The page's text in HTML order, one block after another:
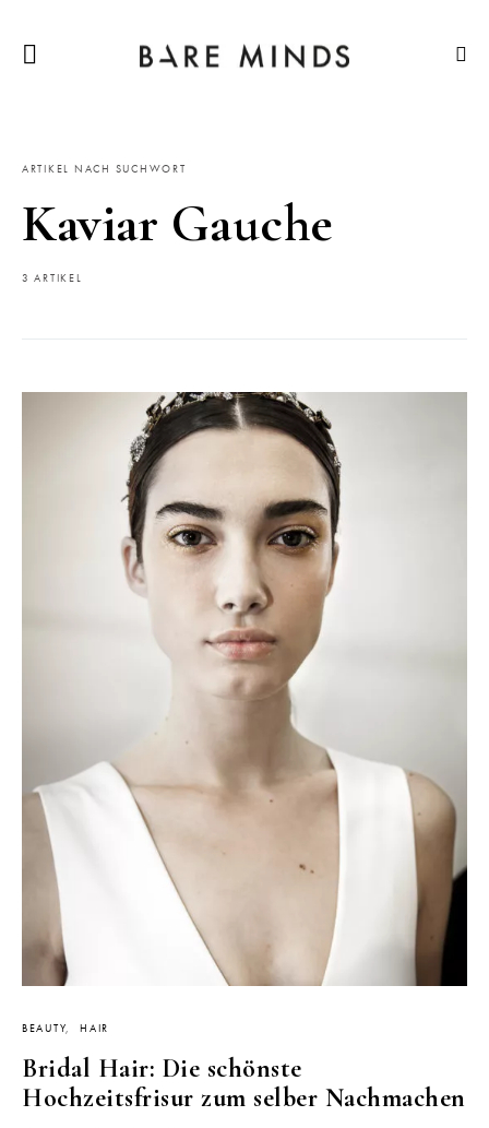
ARTIKEL NACH SUCHWORT
Kaviar Gauche
3 ARTIKEL
BEAUTY HAIR
Bridal Hair: Die schönste
Hochzeitsfrisur zum selber Nachmachen